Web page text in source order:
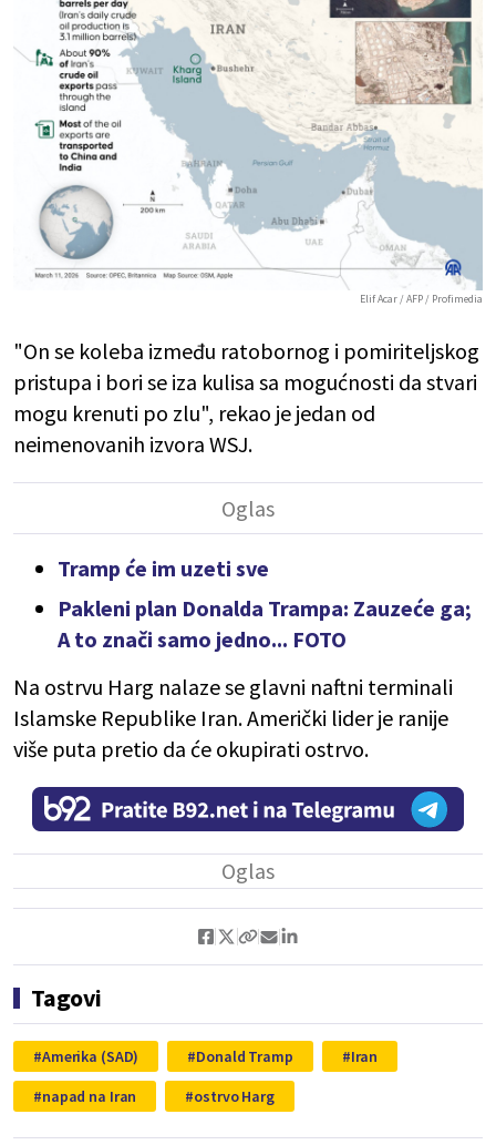
Elif Acar / AFP / Profimedia
"On se koleba između ratobornog i pomiriteljskog
pristupa i bori se iza kulisa sa mogućnosti da stvari
mogu krenuti po zlu", rekao je jedan od
neimenovanih izvora WSJ.
Tramp će im uzeti sve
Pakleni plan Donalda Trampa: Zauzeće ga;
A to znači samo jedno... FOTO
Na ostrvu Harg nalaze se glavni naftni terminali
Islamske Republike Iran. Američki lider je ranije
više puta pretio da će okupirati ostrvo.
Tagovi
Amerika (SAD) Donald Tramp
Iran
napad na Iran
ostrvo Harg